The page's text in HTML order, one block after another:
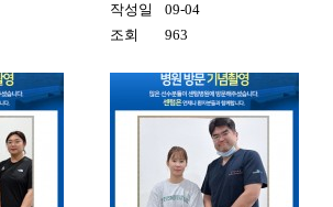
작성일
09-04
조회
963